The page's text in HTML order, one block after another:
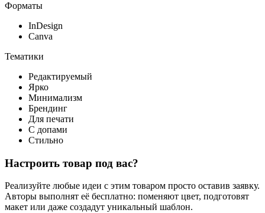
Форматы
InDesign
Canva
Тематики
Редактируемый
Ярко
Минимализм
Брендинг
Для печати
С допами
Стильно
Настроить товар под вас?
Реализуйте любые идеи с этим товаром просто оставив заявку.
Авторы выполнят её бесплатно: поменяют цвет, подготовят
макет или даже создадут уникальный шаблон.